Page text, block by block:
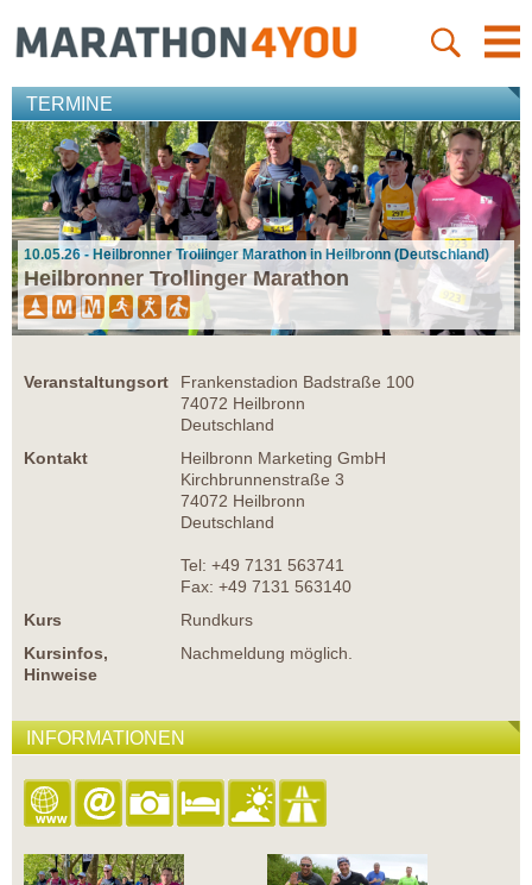
TERMINE
10.05.26 - Heilbronner Trollinger Marathon in Heilbronn (Deutschland)
Heilbronner Trollinger Marathon
Veranstaltungsort
Frankenstadion Badstraße 100
74072 Heilbronn
Deutschland
Kontakt
Heilbronn Marketing GmbH
Kirchbrunnenstraße 3
74072 Heilbronn
Deutschland
Tel: +49 7131 563741
Fax: +49 7131 563140
Kurs
Rundkurs
Kursinfos,
Hinweise
Nachmeldung möglich.
INFORMATIONEN